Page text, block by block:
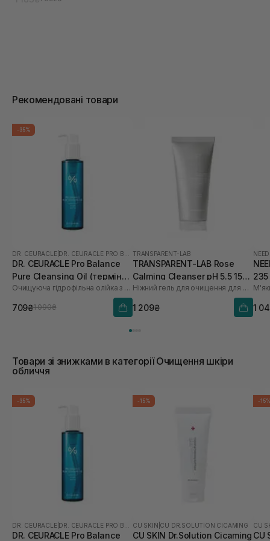
Рекомендовані товари
-35%
DR. CEURACLE
DR. CEURACLE Pro Balance
Pure Cleansing Oil (термін
до 01.27р.) 155 мл
Очищуюча гідрофільна олійка з пробіотиками
709₴1 090₴
TRANSPARENT-LAB
TRANSPARENT-LAB Rose
Calming Cleanser pH 5.5 150
мл
Ніжний гель для очищення для обличчя
1 209₴ 1
Товари зі знижками в категорії Очищення шкіри
обличчя
-35%
DR. CEURACLE
DR. CEURACLE Pro Balance
-15%
CU SKIN CU DR.SOLUTION CICAMING
CU SKIN Dr.Solution Cicaming
-
CU
CU